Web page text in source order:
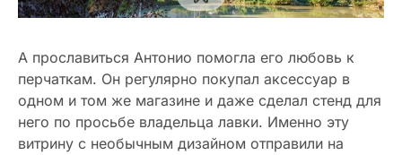
А прославиться Антонио помогла его любовь к
перчаткам. Он регулярно покупал аксессуар в
одном и том же магазине и даже сделал стенд для
него по просьбе владельца лавки. Именно эту
витрину с необычным дизайном отправили на